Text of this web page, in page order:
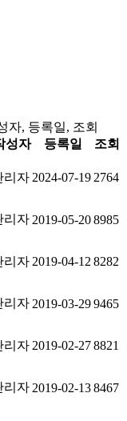
자, 등록일, 조회
성자 등록일 조회
리자 2024-07-19 2764
리자 2019-05-208985
리자 2019-04-12 8282
리자 2019-03-299465
리자 2019-02-278821
리자 2019-02-138467